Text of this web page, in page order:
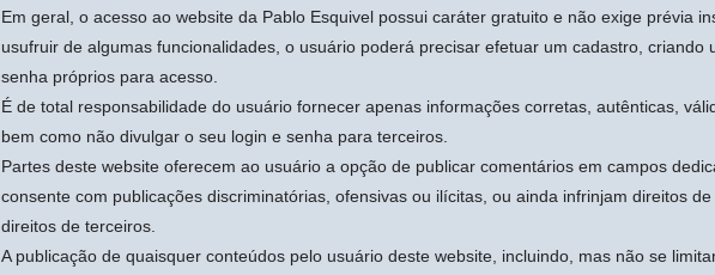
Em geral, o acesso ao website da Pablo Esquivel possui caráter gratuito e não exige prévia
usufruir de algumas funcionalidades, o usuário poderá precisar efetuar um cadastro, criando
senha próprios para acesso.
É de total responsabilidade do usuário fornecer apenas informações corretas, autênticas,
bem como não divulgar o seu login e senha para terceiros.
Partes deste website oferecem ao usuário a opção de publicar comentários em campos
consente com publicações discriminatórias, ofensivas ou ilícitas, ou ainda infrinjam direitos
direitos de terceiros.
A publicação de quaisquer conteúdos pelo usuário deste website, incluindo, mas não se